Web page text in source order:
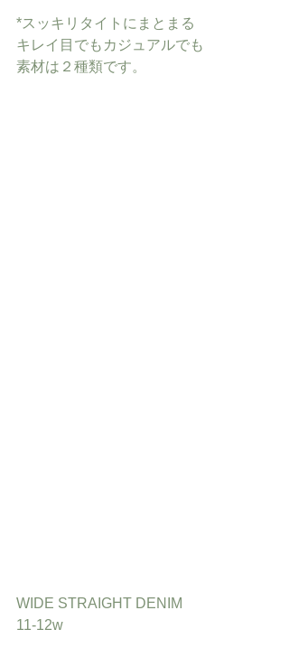
*スッキリタイトにまとまる
キレイ目でもカジュアルでも
素材は２種類です。
WIDE STRAIGHT DENIM
11-12w